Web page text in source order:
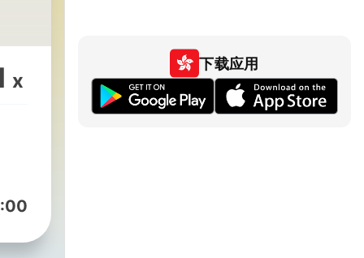
x
下载应用